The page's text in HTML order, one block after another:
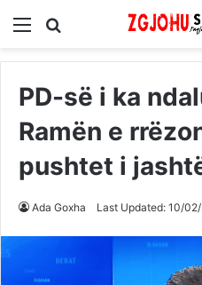
Menu
PD-së i ka
Ramën e
pushtet i
Ada Goxha Last Updated: 10/